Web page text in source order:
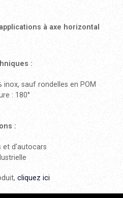
applications à axe horizontal
:
inox, sauf rondelles en POM
: 180°
:
d’autocars
cliquez ici